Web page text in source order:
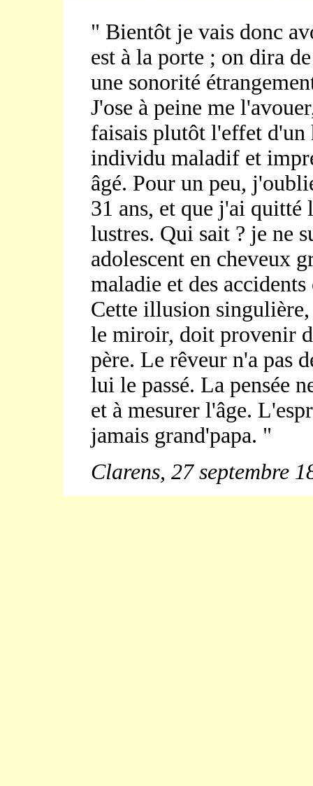
" Bientôt je vais donc
est à la porte ; on dira
une sonorité
J'ose à peine me
faisais plutôt l'effet d'un
individu maladif et
âgé. Pour un peu,
31 ans, et que j'ai quitté
lustres. Qui sait ? je ne
adolescent en cheveux
maladie et des
Cette illusion
le miroir, doit provenir
père. Le rêveur n'a pas
lui le passé. La pensée
et à mesurer l'âge.
jamais grand'papa. "
Clarens, 27 septembre